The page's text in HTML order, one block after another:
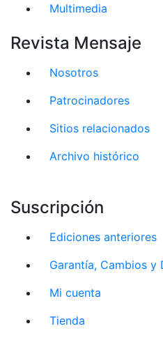
Multimedia
Revista Mensaje
Nosotros
Patrocinadores
Sitios relacionados
Archivo histórico
Suscripción
Ediciones anteriores
Garantía, Cambios y
Mi cuenta
Tienda